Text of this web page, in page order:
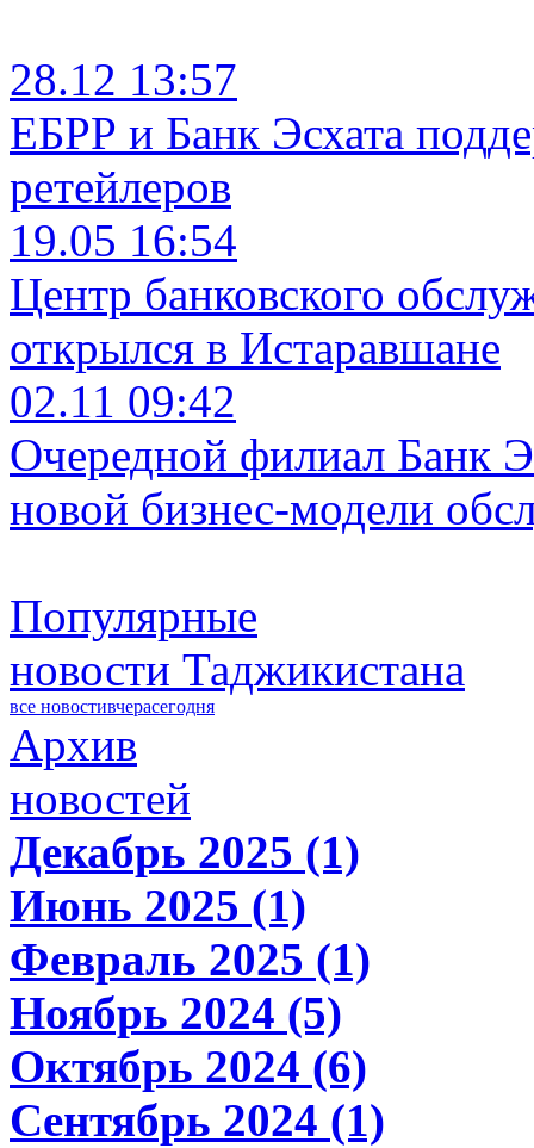
28.12 13:57
ЕБРР и Банк Эсхата
ретейлеров
19.05 16:54
Центр банковского
открылся в Истаравшане
02.11 09:42
Очередной филиал Банк
новой бизнес-модели
Популярные
новости Таджикистана
все новостивчерасегодня
Архив
новостей
Декабрь 2025 (1)
Июнь 2025 (1)
Февраль 2025 (1)
Ноябрь 2024 (5)
Октябрь 2024 (6)
Сентябрь 2024 (1)